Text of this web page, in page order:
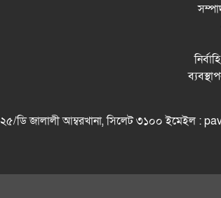
২৫/ডি জালালী আম্বরখানা, সিলেট ৩১০০ ইমেইল